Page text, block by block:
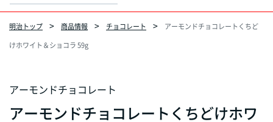
明治トップ 商品情報 チョコレート
アーモンドチョコレートくちど
けホワイト＆ショコラ 59g
アーモンドチョコレート
アーモンドチョコレートくちどけホワ